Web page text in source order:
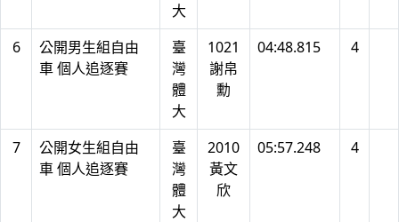
大
6
公開男生組自由
車 個人追逐賽
臺
灣
體
大
1021
謝帛
勳
04:48.815 4
7
公開女生組自由
車 個人追逐賽
臺
灣
體
大
2010
黃文
欣
05:57.248 4